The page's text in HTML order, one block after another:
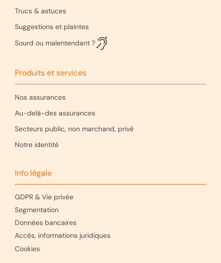
Trucs & astuces
Suggestions et plaintes
Sourd ou malentendant ?
Produits et services
Nos assurances
Au-delà-des assurances
Secteurs public, non marchand, privé
Notre identité
Info légale
GDPR & Vie privée
Segmentation
Données bancaires
Accès, informations juridiques
Cookies